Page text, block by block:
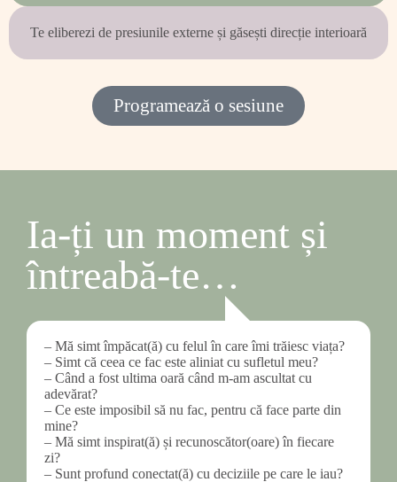
Te eliberezi de presiunile externe și găsești direcție interioară
Programează o sesiune
Ia-ți un moment și
întreabă-te…
– Mă simt împăcat(ă) cu felul în care îmi trăiesc viața?
– Simt că ceea ce fac este aliniat cu sufletul meu?
– Când a fost ultima oară când m-am ascultat cu
adevărat?
– Ce este imposibil să nu fac, pentru că face parte din
mine?
– Mă simt inspirat(ă) și recunoscător(oare) în fiecare
zi?
– Sunt profund conectat(ă) cu deciziile pe care le iau?